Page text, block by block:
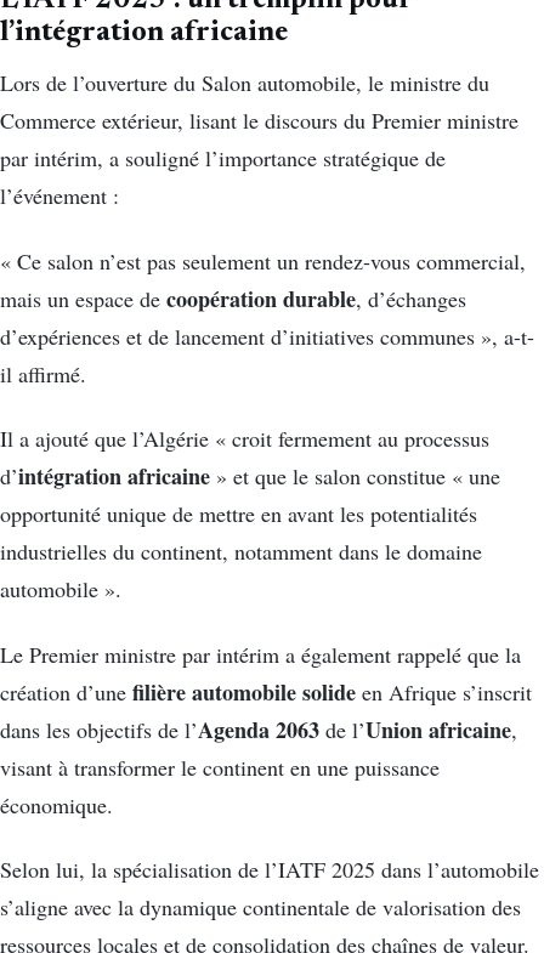
l’intégration africaine
Lors de l’ouverture du Salon automobile, le ministre du
Commerce extérieur, lisant le discours du Premier ministre
par intérim, a souligné l’importance stratégique de
l’événement :
« Ce salon n’est pas seulement un rendez-vous commercial,
mais un espace de coopération durable, d’échanges
d’expériences et de lancement d’initiatives communes », a-t-
il affirmé.
Il a ajouté que l’Algérie « croit fermement au processus
d’intégration africaine » et que le salon constitue « une
opportunité unique de mettre en avant les potentialités
industrielles du continent, notamment dans le domaine
automobile ».
Le Premier ministre par intérim a également rappelé que la
création d’une filière automobile solide en Afrique s’inscrit
dans les objectifs de l’Agenda 2063 de l’Union africaine,
visant à transformer le continent en une puissance
économique.
Selon lui, la spécialisation de l’IATF 2025 dans l’automobile
s’aligne avec la dynamique continentale de valorisation des
ressources locales et de consolidation des chaînes de valeur.